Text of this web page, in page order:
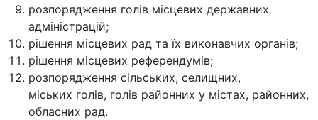
розпорядження голів місцевих державних
адміністрацій;
рішення місцевих рад та їх виконавчих органів;
рішення місцевих референдумів;
розпорядження сільських, селищних,
міських голів, голів районних у містах, районних,
обласних рад.